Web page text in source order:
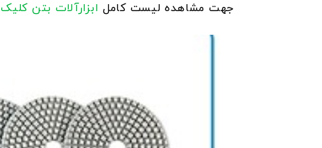
جهت مشاهده لیست کامل ابزارآلات بتن